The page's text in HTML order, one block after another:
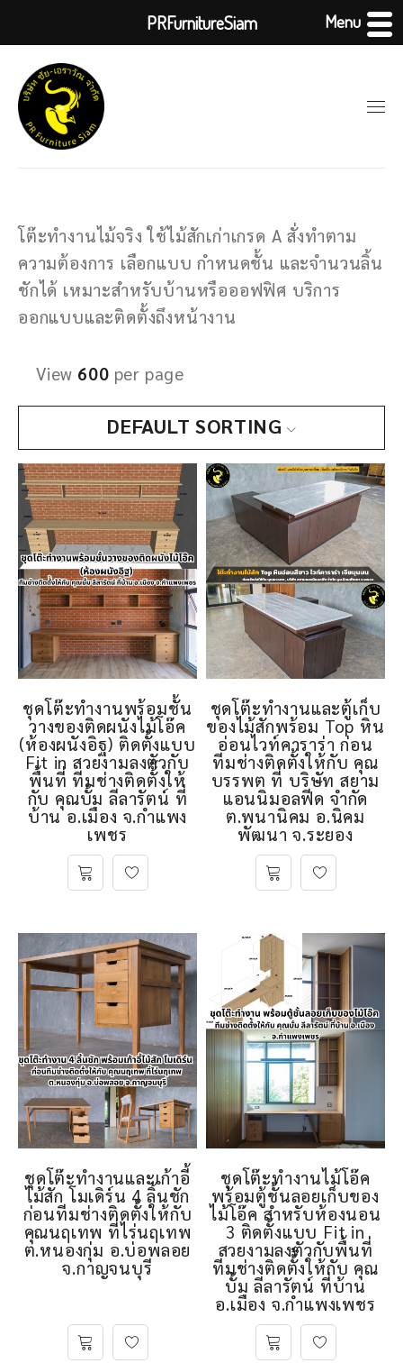
โต๊ะทำงานไม้จริง ใช้ไม้สักเก่าเกรด A สั่งทำตาม
ความต้องการ เลือกแบบ กำหนดชั้น และจำนวนลิ้น
ชักได้ เหมาะสำหรับบ้านหรือออฟฟิศ บริการ
ออกแบบและติดตั้งถึงหน้างาน
DEFAULT SORTING
View 600 per page
ชุดโต๊ะทำงานพร้อมชั้น
วางของติดผนังไม้โอ๊ค
(ห้องผนังอิฐ) ติดตั้งแบบ
Fit in สวยงามลงตัวกับ
พื้นที่ ทีมช่างติดตั้้งให้
กับ คุณบั้ม ลีลารัตน์ ที่
บ้าน อ.เมือง จ.กําแพง
เพชร
ชุดโต๊ะทำงานและตู้เก็บ
ของไม้สักพร้อม Top หิน
อ่อนไวท์คาราร่า ก่อน
ทีมช่างติดตั้งให้กับ คุณ
บรรพต ที่ บริษัท สยาม
แอนนิมอลฟีด จำกัด
ต.พนานิคม อ.นิคม
พัฒนา จ.ระยอง
ชุดโต๊ะทำงานและเก้าอี้
ไม้สัก โมเดิร์น 4 ลิ้นชัก
ก่อนทีมช่างติดตั้งให้กับ
คุณนฤเทพ ที่ไร่นฤเทพ
ต.หนองกุ่ม อ.บ่อพลอย
จ.กาญจนบุรี
ชุดโต๊ะทํางานไม้โอ๊ค
พร้อมตู้ชั้นลอยเก็บของ
ไม้โอ๊ค สำหรับห้องนอน
3 ติดตั้งแบบ Fit in
สวยงามลงตัวกับพื้นที่
ทีมช่างติดตั้้งให้กับ คุณ
บั้ม ลีลารัตน์ ที่บ้าน
อ.เมือง จ.กําแพงเพชร
PRFurnitureSiam Menu